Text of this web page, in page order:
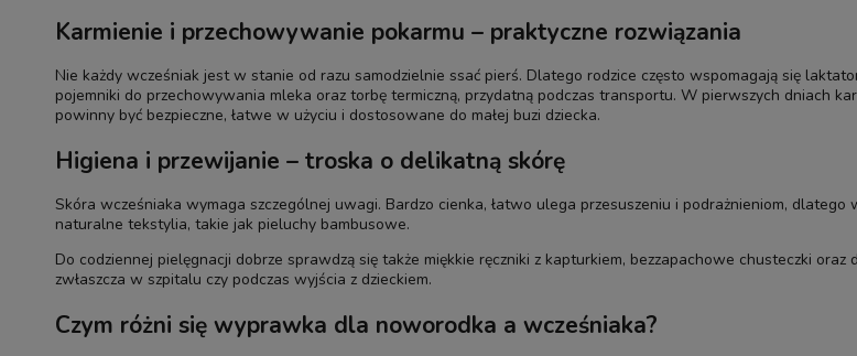
Karmienie i przechowywanie pokarmu – praktyczne rozwiązania
Nie każdy wcześniak jest w stanie od razu samodzielnie ssać pierś. Dlatego rodzice często wspomagają się
pojemniki do przechowywania mleka oraz torbę termiczną, przydatną podczas transportu. W pierwszych dniach
powinny być bezpieczne, łatwe w użyciu i dostosowane do małej buzi dziecka.
Higiena i przewijanie – troska o delikatną skórę
Skóra wcześniaka wymaga szczególnej uwagi. Bardzo cienka, łatwo ulega przesuszeniu i podrażnieniom,
naturalne tekstylia, takie jak pieluchy bambusowe.
Do codziennej pielęgnacji dobrze sprawdzą się także miękkie ręczniki z kapturkiem, bezzapachowe chusteczki
zwłaszcza w szpitalu czy podczas wyjścia z dzieckiem.
Czym różni się wyprawka dla noworodka a wcześniaka?